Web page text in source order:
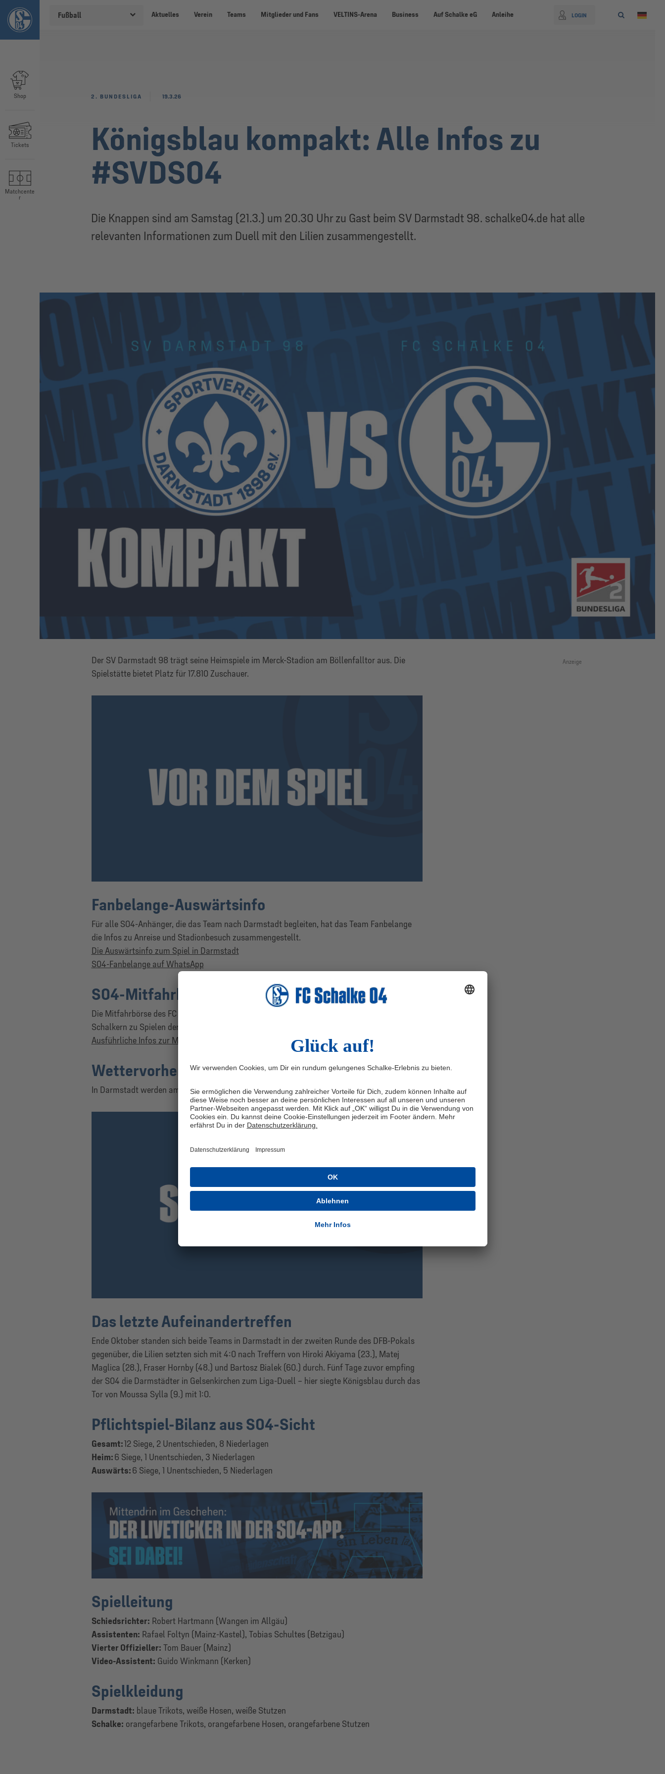
Fußball Aktuelles Verein Teams Mitglieder und Fans VELTINS-Arena Business Auf Schalke eG Anleihe LOGIN
Shop
Tickets
Matchcente
r
Königsblau kompakt: Alle Infos zu
#SVDS04
Die Knappen sind am Samstag (21.3.) um 20.30 Uhr zu Gast beim SV Darmstadt 98. schalke04.de hat alle
relevanten Informationen zum Duell mit den Lilien zusammengestellt.
2. BUNDESLIGA 19.3.26
Der SV Darmstadt 98 trägt seine Heimspiele im Merck-Stadion am Böllenfalltor aus. Die
Spielstätte bietet Platz für 17.810 Zuschauer.
Fanbelange-Auswärtsinfo
Für alle S04-Anhänger, die das Team nach Darmstadt begleiten, hat das Team Fanbelange
die Infos zu Anreise und Stadionbesuch zusammengestellt.
Die Auswärtsinfo zum Spiel in Darmstadt
S04-Fanbelange auf WhatsApp
S04-Mitfahrbörse
Die Mitfahrbörse des FC Schalke 04 bietet die perfekte Gelegenheit, gemeinsam mit anderen
Schalkern zu Spielen der Königsblauen zu reisen.
Ausführliche Infos zur Mitfahrbörse
Wettervorhersage
In Darmstadt werden am Samstagabend Temperaturen zwischen 7 und 9 Grad erwartet.
Das letzte Aufeinandertreffen
Ende Oktober standen sich beide Teams in Darmstadt in der zweiten Runde des DFB-Pokals
gegenüber, die Lilien setzten sich mit 4:0 nach Treffern von Hiroki Akiyama (23.), Matej
Maglica (28.), Fraser Hornby (48.) und Bartosz Bialek (60.) durch. Fünf Tage zuvor empfing
der S04 die Darmstädter in Gelsenkirchen zum Liga-Duell – hier siegte Königsblau durch das
Tor von Moussa Sylla (9.) mit 1:0.
Pflichtspiel-Bilanz aus S04-Sicht
Gesamt:12 Siege, 2 Unentschieden, 8 Niederlagen
Heim:6 Siege, 1 Unentschieden, 3 Niederlagen
Auswärts:6 Siege, 1 Unentschieden, 5 Niederlagen
Spielleitung
Schiedsrichter: Robert Hartmann (Wangen im Allgäu)
Assistenten: Rafael Foltyn (Mainz-Kastel), Tobias Schultes (Betzigau)
Vierter Offizieller: Tom Bauer (Mainz)
Video-Assistent: Guido Winkmann (Kerken)
Spielkleidung
Darmstadt: blaue Trikots, weiße Hosen, weiße Stutzen
Schalke: orangefarbene Trikots, orangefarbene Hosen, orangefarbene Stutzen
Anzeige